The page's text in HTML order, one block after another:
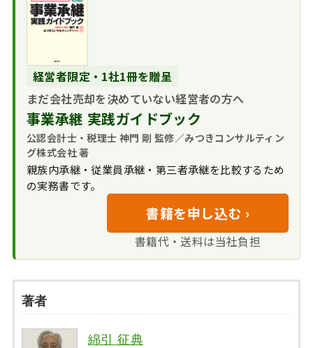
経営者限定・1社1冊を贈呈
まだ会社売却を決めていない経営者の方へ
事業承継 実践ガイドブック
公認会計士・税理士 神門 剛 監修／みつきコンサルティン
グ株式会社 著
親族内承継・従業員承継・第三者承継を比較するため
の実務書です。
書籍を申し込む ›
書籍代・送料は当社負担
著者
綿引 征典